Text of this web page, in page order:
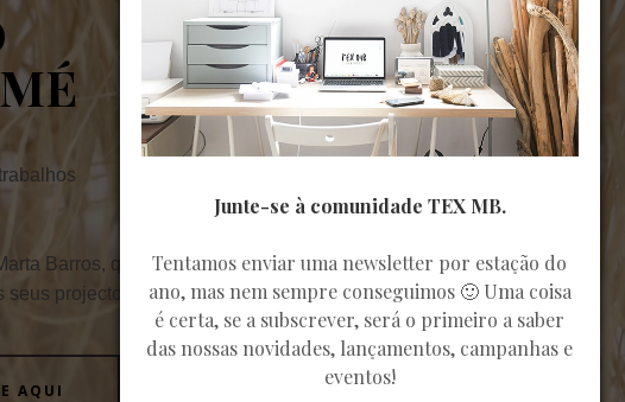
Barros, que
projectos.
AQUI
Junte-se à comunidade TEX MB.
Tentamos enviar uma newsletter por estação do
ano, mas nem sempre conseguimos 🙂 Uma coisa
é certa, se a subscrever, será o primeiro a saber
das nossas novidades, lançamentos, campanhas e
eventos!